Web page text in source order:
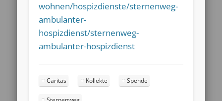
wohnen/hospizdienste/sternenweg-
ambulanter-
hospizdienst/sternenweg-
ambulanter-hospizdienst
Caritas Kollekte Spende